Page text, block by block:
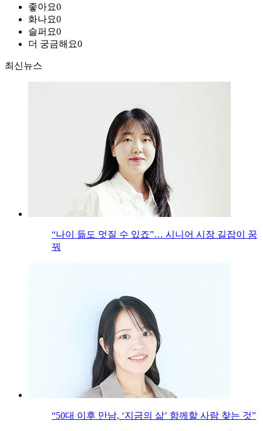
좋아요0
화나요0
슬퍼요0
더 궁금해요0
최신뉴스
“나이 듦도 멋질 수 있죠”… 시니어 시장 길잡이 꿈
꿔
“50대 이후 만남, ‘지금의 삶’ 함께할 사람 찾는 것”